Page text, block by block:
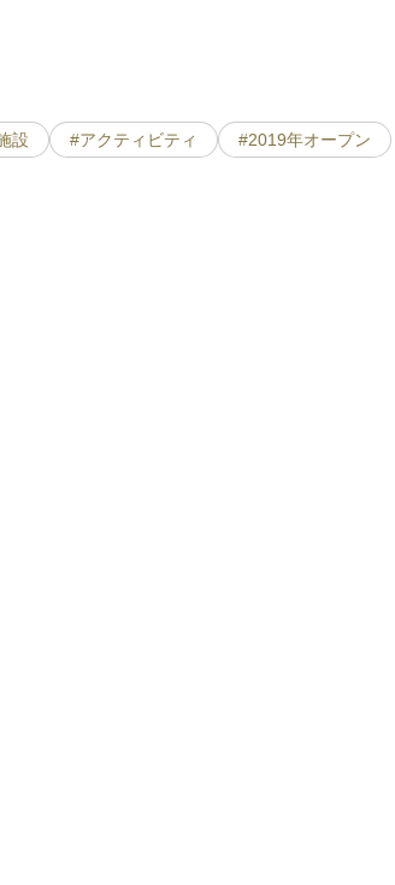
設 #アクティビティ
#2019年オープン